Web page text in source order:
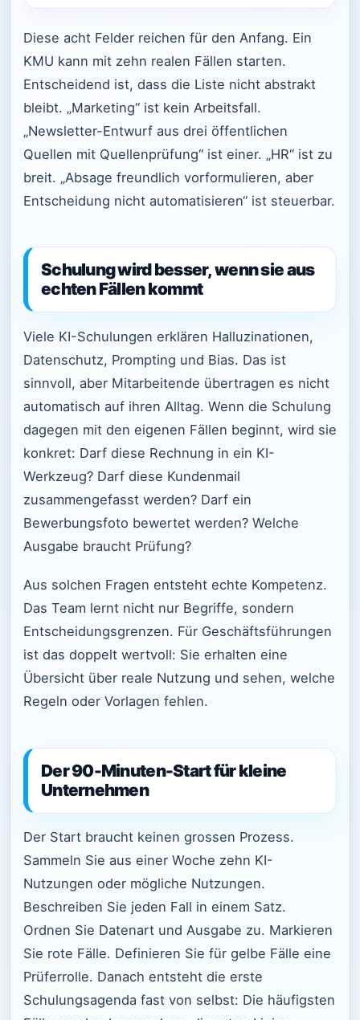
Diese acht Felder reichen für den Anfang. Ein
KMU kann mit zehn realen Fällen starten.
Entscheidend ist, dass die Liste nicht abstrakt
bleibt. „Marketing“ ist kein Arbeitsfall.
„Newsletter-Entwurf aus drei öffentlichen
Quellen mit Quellenprüfung“ ist einer. „HR“ ist zu
breit. „Absage freundlich vorformulieren, aber
Entscheidung nicht automatisieren“ ist steuerbar.
Schulung wird besser, wenn sie aus
echten Fällen kommt
Viele KI-Schulungen erklären Halluzinationen,
Datenschutz, Prompting und Bias. Das ist
sinnvoll, aber Mitarbeitende übertragen es nicht
automatisch auf ihren Alltag. Wenn die Schulung
dagegen mit den eigenen Fällen beginnt, wird sie
konkret: Darf diese Rechnung in ein KI-
Werkzeug? Darf diese Kundenmail
zusammengefasst werden? Darf ein
Bewerbungsfoto bewertet werden? Welche
Ausgabe braucht Prüfung?
Aus solchen Fragen entsteht echte Kompetenz.
Das Team lernt nicht nur Begriffe, sondern
Entscheidungsgrenzen. Für Geschäftsführungen
ist das doppelt wertvoll: Sie erhalten eine
Übersicht über reale Nutzung und sehen, welche
Regeln oder Vorlagen fehlen.
Der 90-Minuten-Start für kleine
Unternehmen
Der Start braucht keinen grossen Prozess.
Sammeln Sie aus einer Woche zehn KI-
Nutzungen oder mögliche Nutzungen.
Beschreiben Sie jeden Fall in einem Satz.
Ordnen Sie Datenart und Ausgabe zu. Markieren
Sie rote Fälle. Definieren Sie für gelbe Fälle eine
Prüferrolle. Danach entsteht die erste
Schulungsagenda fast von selbst: Die häufigsten